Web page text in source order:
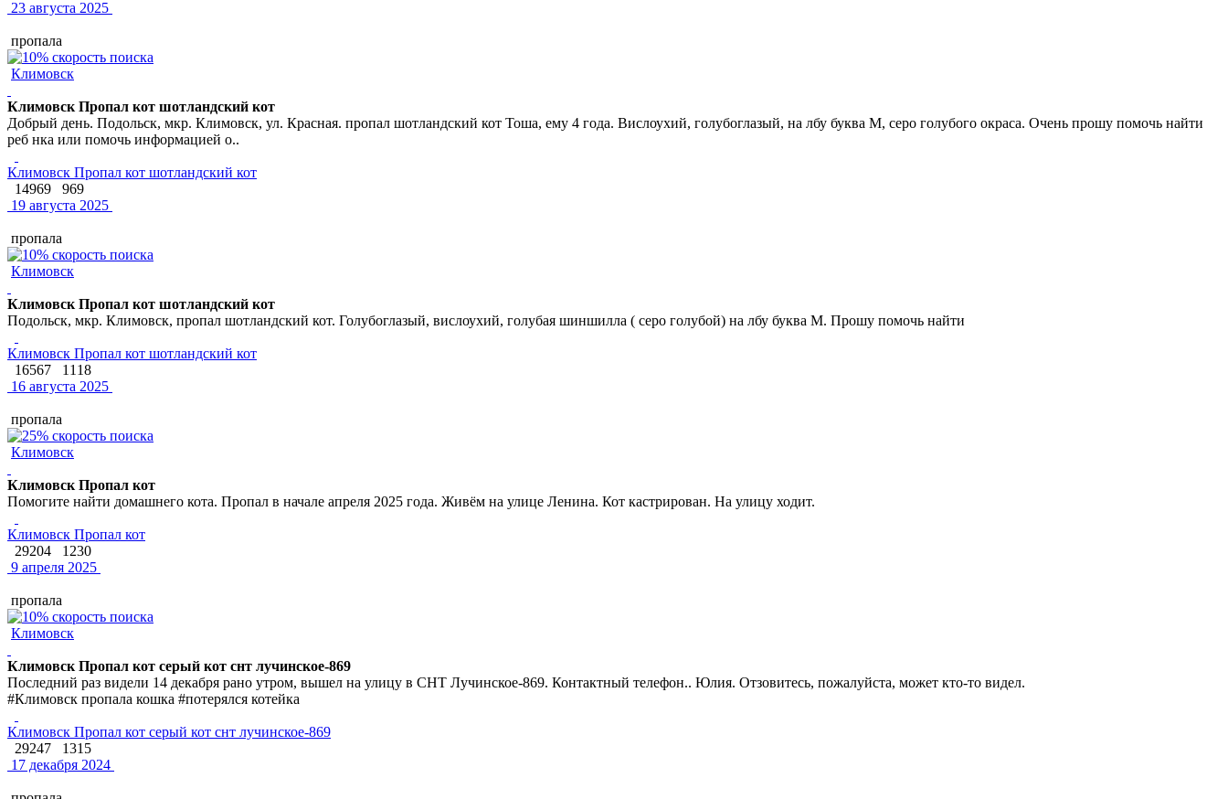
23 августа 2025
пропала
Климовск
Климовск Пропал кот шотландский кот
Добрый день. Подольск, мкр. Климовск, ул. Красная. пропал шотландский кот Тоша, ему 4 года. Вислоухий, голубоглазый, на лбу буква М, серо голубого окраса. Очень прошу помочь найти
реб нка или помочь информацией о..
Климовск Пропал кот шотландский кот
14969
969
19 августа 2025
пропала
Климовск
Климовск Пропал кот шотландский кот
Подольск, мкр. Климовск, пропал шотландский кот. Голубоглазый, вислоухий, голубая шиншилла ( серо голубой) на лбу буква М. Прошу помочь найти
Климовск Пропал кот шотландский кот
16567
1118
16 августа 2025
пропала
Климовск
Климовск Пропал кот
Помогите найти домашнего кота. Пропал в начале апреля 2025 года. Живём на улице Ленина. Кот кастрирован. На улицу ходит.
Климовск Пропал кот
29204
1230
9 апреля 2025
пропала
Климовск
Климовск Пропал кот серый кот снт лучинское-869
Последний раз видели 14 декабря рано утром, вышел на улицу в СНТ Лучинское-869. Контактный телефон.. Юлия. Отзовитесь, пожалуйста, может кто-то видел.
#Климовск пропала кошка #потерялся котейка
Климовск Пропал кот серый кот снт лучинское-869
29247
1315
17 декабря 2024